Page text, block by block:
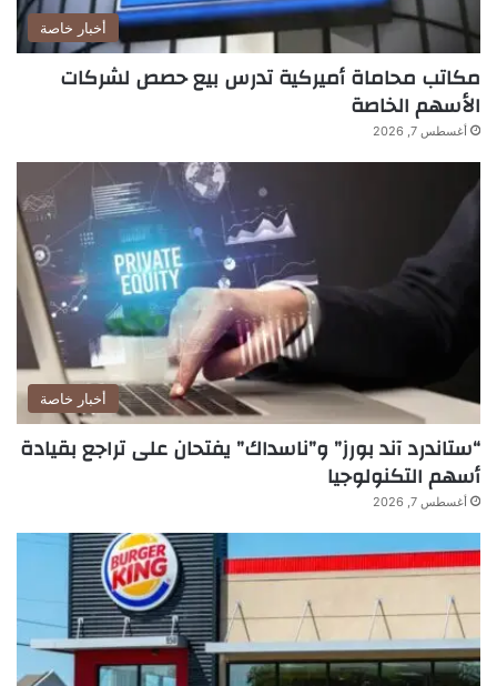
أخبار خاصة
مكاتب محاماة أميركية تدرس بيع حصص لشركات
الأسهم الخاصة
أغسطس 7, 2026
أخبار خاصة
“ستاندرد آند بورز” و”ناسداك” يفتحان على تراجع بقيادة
أسهم التكنولوجيا
أغسطس 7, 2026